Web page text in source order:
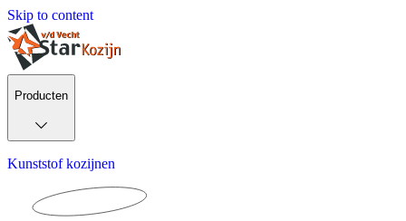
Skip to content
Producten
Kunststof kozijnen